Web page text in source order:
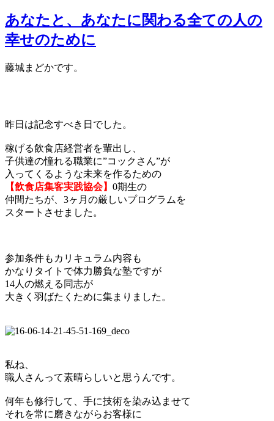
あなたと、あなたに関わる全ての人の
幸せのために
藤城まどかです。
昨日は記念すべき日でした。
稼げる飲食店経営者を輩出し、
子供達の憧れる職業に”コックさん”が
入ってくるような未来を作るための
【飲食店集客実践協会】 0期生の
仲間たちが、3ヶ月の厳しいプログラムを
スタートさせました。
参加条件もカリキュラム内容も
かなりタイトで体力勝負な塾ですが
14人の燃える同志が
大きく羽ばたくために集まりました。
私ね、
職人さんって素晴らしいと思うんです。
何年も修行して、手に技術を染み込ませて
それを常に磨きながらお客様に